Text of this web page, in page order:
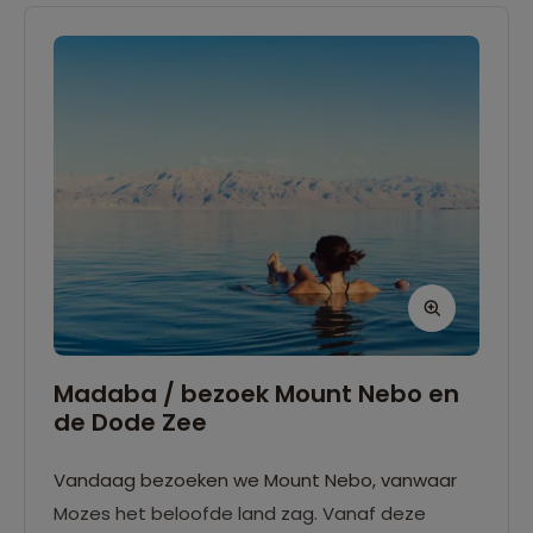
Madaba / bezoek Mount Nebo en
de Dode Zee
Vandaag bezoeken we Mount Nebo, vanwaar
Mozes het beloofde land zag. Vanaf deze